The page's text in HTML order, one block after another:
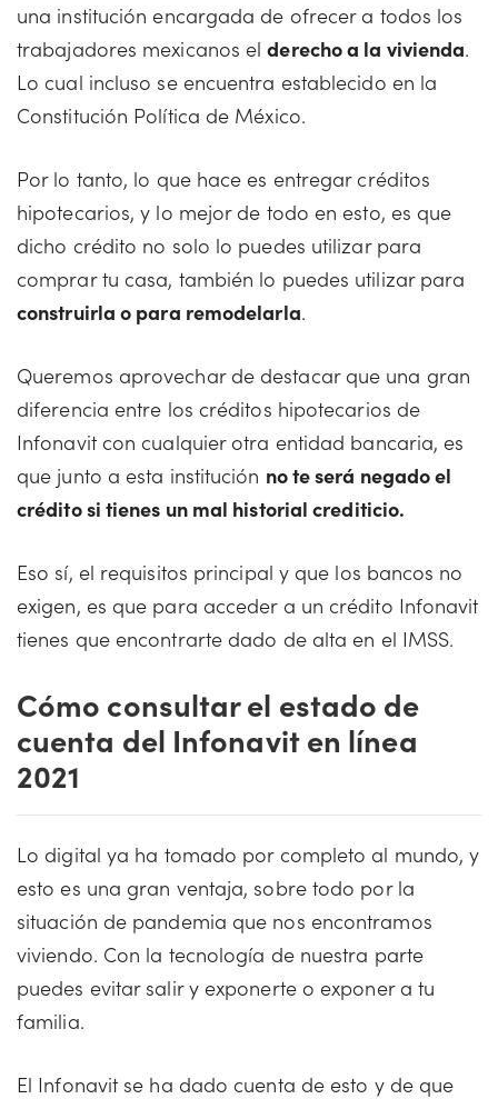
una institución encargada de ofrecer a todos los
trabajadores mexicanos elderecho a la vivienda.
Lo cual incluso se encuentra establecido en la
Constitución Política de México.
Por lo tanto, lo que hace es entregar créditos
hipotecarios, y lo mejor de todo en esto, es que
dicho crédito no solo lo puedes utilizar para
comprar tu casa, también lo puedes utilizar para
construirla o para remodelarla.
Queremos aprovechar de destacar que una gran
diferencia entre los créditos hipotecarios de
Infonavit con cualquier otra entidad bancaria, es
que junto a esta institución no te será negado el
crédito si tienes un mal historial crediticio.
Eso sí, el requisitos principal y que los bancos no
exigen, es que para acceder a un crédito Infonavit
tienes que encontrarte dado de alta en el IMSS.
Cómo consultar el estado de
cuenta del Infonavit en línea
2021
Lo digital ya ha tomado por completo al mundo, y
esto es una gran ventaja, sobre todo por la
situación de pandemia que nos encontramos
viviendo. Con la tecnología de nuestra parte
puedes evitar salir y exponerte o exponer a tu
familia.
El Infonavit se ha dado cuenta de esto y de que